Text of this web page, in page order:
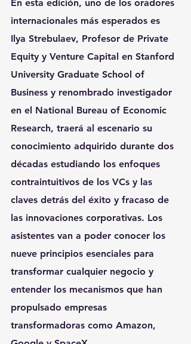
En esta edición, uno de los oradores
internacionales más esperados es
Ilya Strebulaev, Profesor de Private
Equity y Venture Capital en Stanford
University Graduate School of
Business y renombrado investigador
en el National Bureau of Economic
Research, traerá al escenario su
conocimiento adquirido durante dos
décadas estudiando los enfoques
contraintuitivos de los VCs y las
claves detrás del éxito y fracaso de
las innovaciones corporativas. Los
asistentes van a poder conocer los
nueve principios esenciales para
transformar cualquier negocio y
entender los mecanismos que han
propulsado empresas
transformadoras como Amazon,